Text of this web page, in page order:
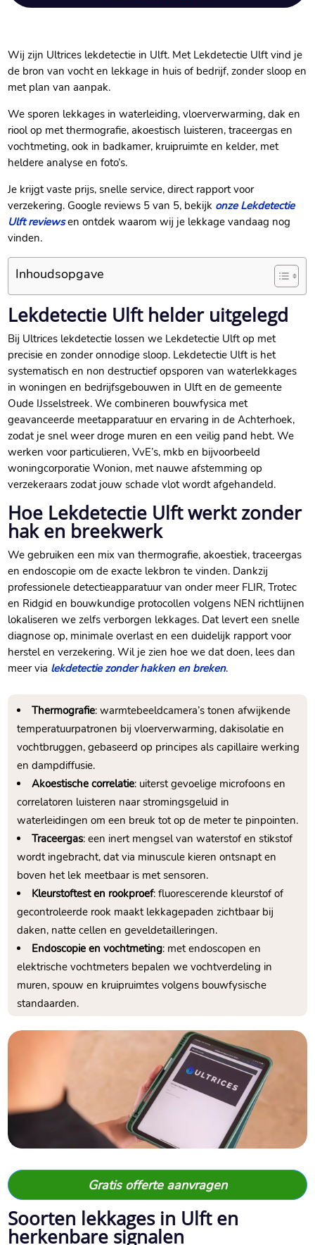
Wij zijn Ultrices lekdetectie in Ulft.​ Met Lekdetectie Ulft vind je
de bron van vocht en lekkage in huis of bedrijf, zonder sloop en
met plan van aanpak.​
We sporen lekkages in waterleiding, vloerverwarming, dak en
riool op met thermografie, akoestisch luisteren, traceergas en
vochtmeting, ook in badkamer, kruipruimte en kelder, met
heldere analyse en foto’s.​
Je krijgt vaste prijs, snelle service, direct rapport voor
verzekering.​ Google reviews 5 van 5, bekijk onze Lekdetectie
Ulft reviewsen ontdek waarom wij je lekkage vandaag nog
vinden.​
Inhoudsopgave
Lekdetectie Ulft helder uitgelegd
Bij Ultrices lekdetectie lossen we Lekdetectie Ulft op met
precisie en zonder onnodige sloop.​ Lekdetectie Ulft is het
systematisch en non destructief opsporen van waterlekkages
in woningen en bedrijfsgebouwen in Ulft en de gemeente
Oude IJsselstreek.​ We combineren bouwfysica met
geavanceerde meetapparatuur en ervaring in de Achterhoek,
zodat je snel weer droge muren en een veilig pand hebt.​ We
werken voor particulieren, VvE’s, mkb en bijvoorbeeld
woningcorporatie Wonion, met nauwe afstemming op
verzekeraars zodat jouw schade vlot wordt afgehandeld.​
Hoe Lekdetectie Ulft werkt zonder
hak en breekwerk
We gebruiken een mix van thermografie, akoestiek, traceergas
en endoscopie om de exacte lekbron te vinden.​ Dankzij
professionele detectieapparatuur van onder meer FLIR, Trotec
en Ridgid en bouwkundige protocollen volgens NEN richtlijnen
lokaliseren we zelfs verborgen lekkages.​ Dat levert een snelle
diagnose op, minimale overlast en een duidelijk rapport voor
herstel en verzekering.​ Wil je zien hoe we dat doen, lees dan
meer via lekdetectie zonder hakken en breken.​
Thermografie: warmtebeeldcamera’s tonen afwijkende
temperatuurpatronen bij vloerverwarming, dakisolatie en
vochtbruggen, gebaseerd op principes als capillaire werking
en dampdiffusie.​
Akoestische correlatie: uiterst gevoelige microfoons en
correlatoren luisteren naar stromingsgeluid in
waterleidingen om een breuk tot op de meter te pinpointen.​
Traceergas: een inert mengsel van waterstof en stikstof
wordt ingebracht, dat via minuscule kieren ontsnapt en
boven het lek meetbaar is met sensoren.​
Kleurstoftest en rookproef: fluorescerende kleurstof of
gecontroleerde rook maakt lekkagepaden zichtbaar bij
daken, natte cellen en geveldetailleringen.​
Endoscopie en vochtmeting: met endoscopen en
elektrische vochtmeters bepalen we vochtverdeling in
muren, spouw en kruipruimtes volgens bouwfysische
standaarden.​
Gratis offerte aanvragen
Soorten lekkages in Ulft en
herkenbare signalen